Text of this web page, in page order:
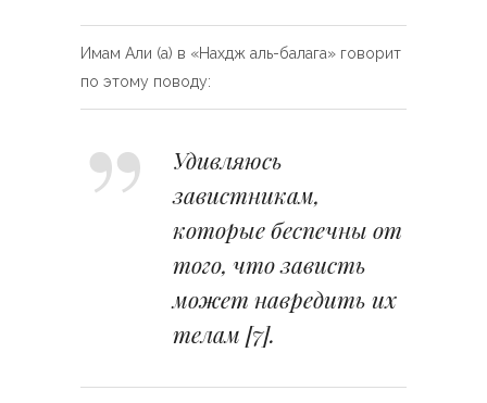
Имам Али (а) в «Нахдж аль-балага» говорит
по этому поводу:
Удивляюсь
завистникам,
которые беспечны от
того, что зависть
может навредить их
телам [7].